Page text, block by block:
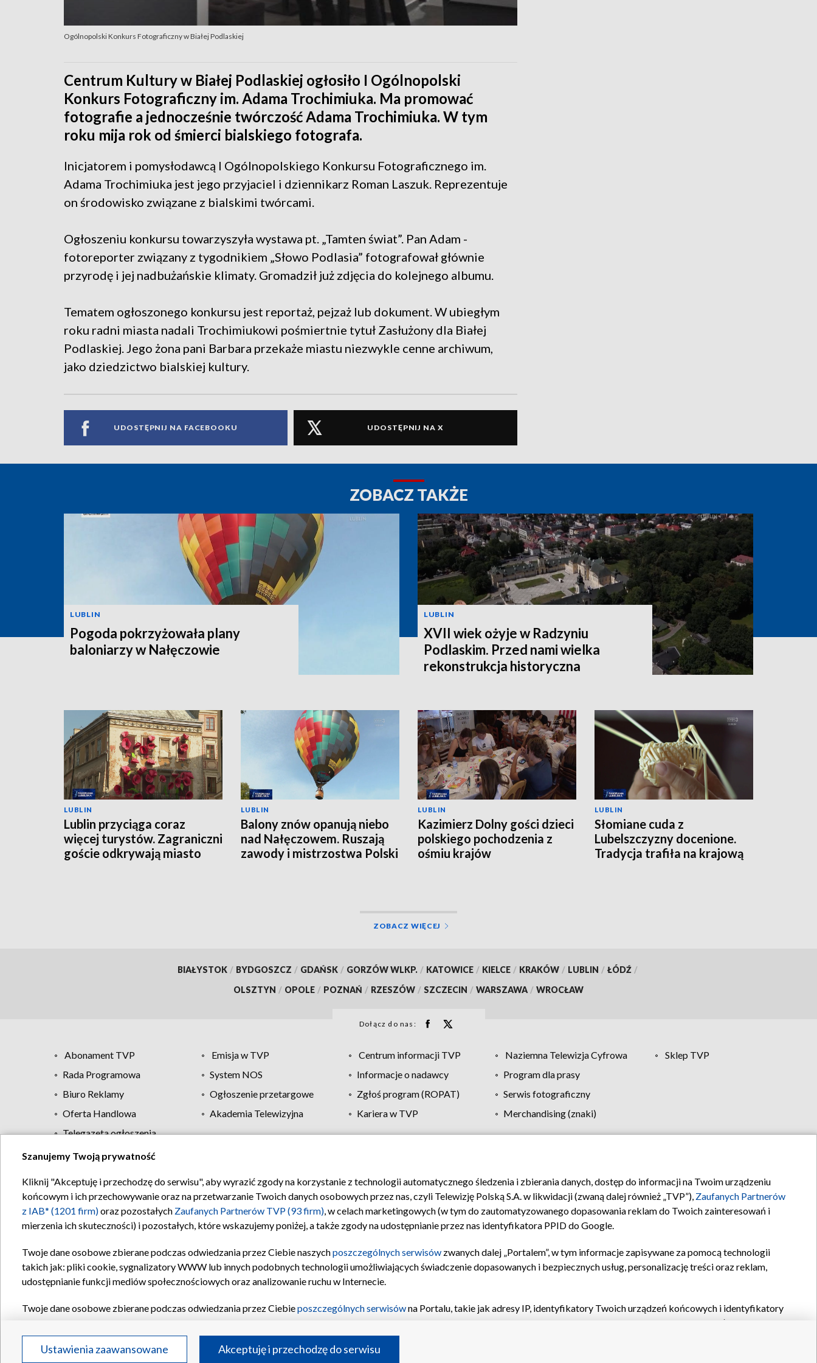
Ogólnopolski Konkurs Fotograficzny w Białej Podlaskiej
Centrum Kultury w Białej Podlaskiej ogłosiło I Ogólnopolski
Konkurs Fotograficzny im. Adama Trochimiuka. Ma promować
fotografie a jednocześnie twórczość Adama Trochimiuka. W tym
roku mija rok od śmierci bialskiego fotografa.
Inicjatorem i pomysłodawcą I Ogólnopolskiego Konkursu Fotograficznego im.
Adama Trochimiuka jest jego przyjaciel i dziennikarz Roman Laszuk. Reprezentuje
on środowisko związane z bialskimi twórcami.
Ogłoszeniu konkursu towarzyszyła wystawa pt. „Tamten świat”. Pan Adam -
fotoreporter związany z tygodnikiem „Słowo Podlasia” fotografował głównie
przyrodę i jej nadbużańskie klimaty. Gromadził już zdjęcia do kolejnego albumu.
Tematem ogłoszonego konkursu jest reportaż, pejzaż lub dokument. W ubiegłym
roku radni miasta nadali Trochimiukowi pośmiertnie tytuł Zasłużony dla Białej
Podlaskiej. Jego żona pani Barbara przekaże miastu niezwykle cenne archiwum,
jako dziedzictwo bialskiej kultury.
UDOSTĘPNIJ NA FACEBOOKU UDOSTĘPNIJ NA X
ZOBACZ TAKŻE
LUBLIN
Pogoda pokrzyżowała plany
baloniarzy w Nałęczowie
LUBLIN
XVII wiek ożyje w Radzyniu
Podlaskim. Przed nami wielka
rekonstrukcja historyczna
LUBLIN
Lublin przyciąga coraz
więcej turystów. Zagraniczni
goście odkrywają miasto
LUBLIN
Balony znów opanują niebo
nad Nałęczowem. Ruszają
zawody i mistrzostwa Polski
LUBLIN
Kazimierz Dolny gości dzieci
polskiego pochodzenia z
ośmiu krajów
LUBLIN
Słomiane cuda z
Lubelszczyzny docenione.
Tradycja trafiła na krajową
ZOBACZ WIĘCEJ
BIAŁYSTOK / BYDGOSZCZ / GDAŃSK / GORZÓW WLKP. / KATOWICE / KIELCE / KRAKÓW / LUBLIN / ŁÓDŹ /
OLSZTYN / OPOLE / POZNAŃ / RZESZÓW / SZCZECIN / WARSZAWA / WROCŁAW
Dołącz do nas:
Abonament TVP Emisja w TVP Centrum informacji TVP Naziemna Telewizja Cyfrowa
Sklep TVP
Rada Programowa
System NOS Informacje o nadawcy
Program dla prasy
Biuro Reklamy
Ogłoszenie przetargowe Zgłoś program (ROPAT)
Serwis fotograficzny
Oferta Handlowa
Akademia Telewizyjna Kariera w TVP
Merchandising (znaki)
Telegazeta ogłoszenia
Regulamin TVP Polityka prywatności Moje zgody Pomoc Biuro reklamy Kontakt
Szanujemy Twoją prywatność
Kliknij "Akceptuję i przechodzę do serwisu", aby wyrazić zgody na korzystanie z technologii automatycznego śledzenia i zbierania danych, dostęp do informacji na Twoim urządzeniu
końcowym i ich przechowywanie oraz na przetwarzanie Twoich danych osobowych przez nas, czyli Telewizję Polską S.A. w likwidacji (zwaną dalej również „TVP”), Zaufanych Partnerów
z IAB* (1201 firm)oraz pozostałych Zaufanych Partnerów TVP (93 firm), w celach marketingowych (w tym do zautomatyzowanego dopasowania reklam do Twoich zainteresowań i
mierzenia ich skuteczności) i pozostałych, które wskazujemy poniżej, a także zgody na udostępnianie przez nas identyfikatora PPID do Google.
Twoje dane osobowe zbierane podczas odwiedzania przez Ciebie naszychposzczególnych serwisów zwanych dalej „Portalem”, w tym informacje zapisywane za pomocą technologii
takich jak: pliki cookie, sygnalizatory WWW lub innych podobnych technologii umożliwiających świadczenie dopasowanych i bezpiecznych usług, personalizację treści oraz reklam,
udostępnianie funkcji mediów społecznościowych oraz analizowanie ruchu w Internecie.
Twoje dane osobowe zbierane podczas odwiedzania przez Ciebieposzczególnych serwisówna Portalu, takie jak adresy IP, identyfikatory Twoich urządzeń końcowych i identyfikatory
oraz pozostałych
Partnerów TVPdla realizacji następujących celów i funkcji: przechowywania informacji na urządzeniu lub dostęp do nich, wyboru podstawowych reklam, wyboru spersonalizowanych
reklam, tworzenia profilu spersonalizowanych reklam, tworzenia profilu spersonalizowanych treści, wyboru spersonalizowanych treści, pomiaru wydajności reklam, pomiaru wydajności
Ustawienia zaawansowane Akceptuję i przechodzę do serwisu